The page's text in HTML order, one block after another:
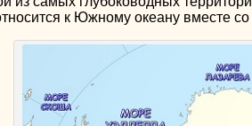
к Южному океану вместе